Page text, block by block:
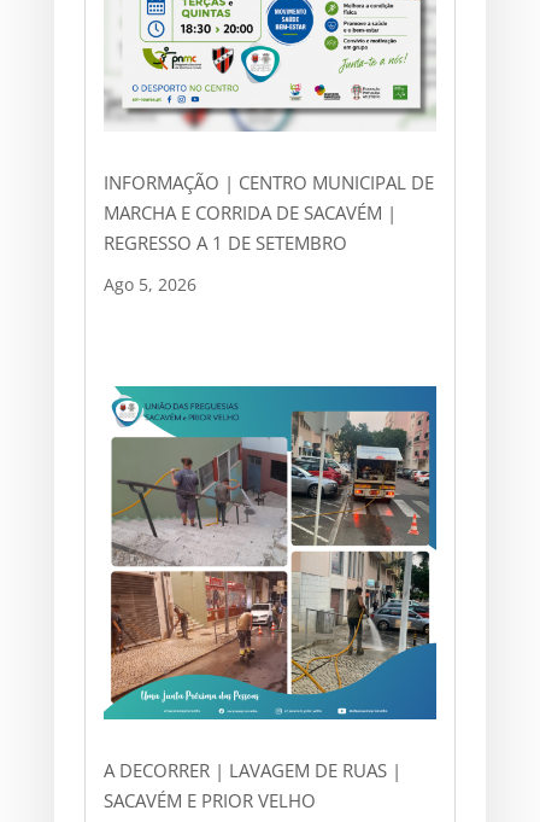
INFORMAÇÃO | CENTRO MUNICIPAL DE
MARCHA E CORRIDA DE SACAVÉM |
REGRESSO A 1 DE SETEMBRO
Ago 5, 2026
A DECORRER | LAVAGEM DE RUAS |
SACAVÉM E PRIOR VELHO